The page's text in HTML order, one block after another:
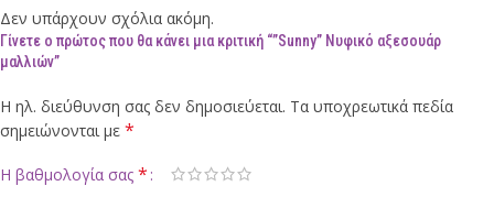
Δεν υπάρχουν σχόλια ακόμη.
Γίνετε ο πρώτος που θα κάνει μια κριτική “”Sunny” Νυφικό αξεσουάρ
μαλλιών”
Η ηλ. διεύθυνση σας δεν δημοσιεύεται. Τα υποχρεωτικά πεδία
σημειώνονται με *
Η βαθμολογία σας *